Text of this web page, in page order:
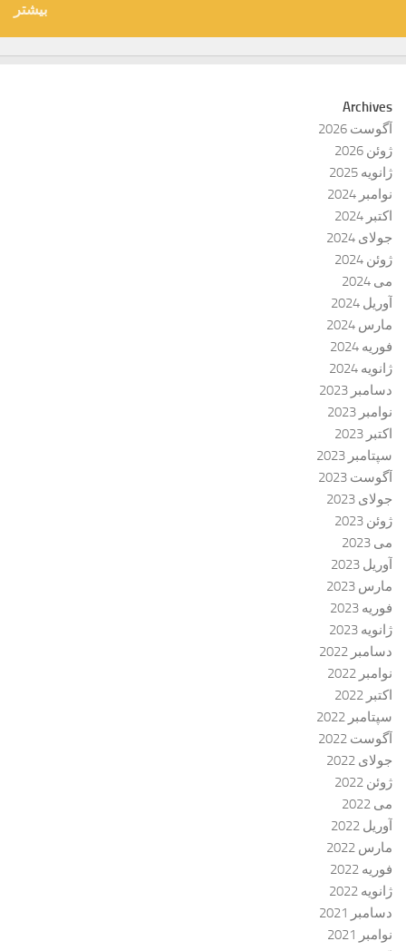
بیشتر
Archives
آگوست 2026
ژوئن 2026
ژانویه 2025
نوامبر 2024
اکتبر 2024
جولای 2024
ژوئن 2024
می 2024
آوریل 2024
مارس 2024
فوریه 2024
ژانویه 2024
دسامبر 2023
نوامبر 2023
اکتبر 2023
سپتامبر 2023
آگوست 2023
جولای 2023
ژوئن 2023
می 2023
آوریل 2023
مارس 2023
فوریه 2023
ژانویه 2023
دسامبر 2022
نوامبر 2022
اکتبر 2022
سپتامبر 2022
آگوست 2022
جولای 2022
ژوئن 2022
می 2022
آوریل 2022
مارس 2022
فوریه 2022
ژانویه 2022
دسامبر 2021
نوامبر 2021